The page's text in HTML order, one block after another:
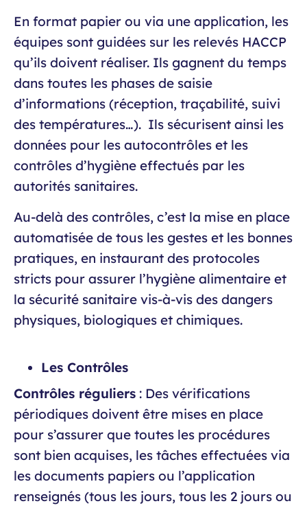
En format papier ou via une application, les
équipes sont guidées sur les relevés HACCP
qu’ils doivent réaliser. Ils gagnent du temps
dans toutes les phases de saisie
d’informations (réception, traçabilité, suivi
des températures…). Ils sécurisent ainsi les
données pour les autocontrôles et les
contrôles d’hygiène effectués par les
autorités sanitaires.
Au-delà des contrôles, c’est la mise en place
automatisée de tous les gestes et les bonnes
pratiques, en instaurant des protocoles
stricts pour assurer l’hygiène alimentaire et
la sécurité sanitaire vis-à-vis des dangers
physiques, biologiques et chimiques.
Les Contrôles
Contrôles réguliers : Des vérifications
périodiques doivent être mises en place
pour s’assurer que toutes les procédures
sont bien acquises, les tâches effectuées via
les documents papiers ou l’application
renseignés (tous les jours, tous les 2 jours ou